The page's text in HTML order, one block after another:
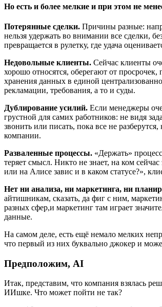
Но есть и более мелкие и при этом не
Потерянные сделки. Причины разные:
нельзя удержать во внимании все сделки,
превращается в рулетку, где удача
Недовольные клиенты. Сейчас клиенты
хорошо относятся, оберегают от
хранения данных в единой
рекламации, требования, а то и суды.
Дублирование усилий. Если менеджеры
грустной для самих работников: не видя
звонить или писать, пока все не
компании.
Разваленные процессы. «Держать»
теряет смысл. Никто не знает, на ком
или на Алисе завис и в каком статусе?»,
Нет ни анализа, ни маркетинга, ни
айтишникам, сказать, да фиг с ним,
разных сфер,и маркетинг там играет
данные.
На самом деле, есть ещё немало мелких
что первый из них буквально джокер и
Предположим, AI
Итак, представим, что компания взялась
ИИшке. Что может пойти не так?